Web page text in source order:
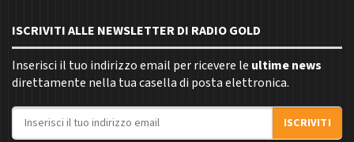
ISCRIVITI ALLE NEWSLETTER DI RADIO GOLD
Inserisci il tuo indirizzo email per ricevere le ultime news
direttamente nella tua casella di posta elettronica.
Indirizzo email
ISCRIVITI